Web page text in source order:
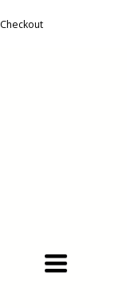
Checkout
Toggle
navigation